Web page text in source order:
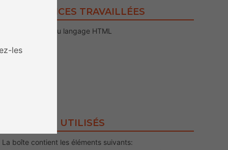
COMPÉTENCES TRAVAILLÉES
Apprentissage du langage HTML
CONTENUS UTILISÉS
La boîte contient les éléments suivants:
les